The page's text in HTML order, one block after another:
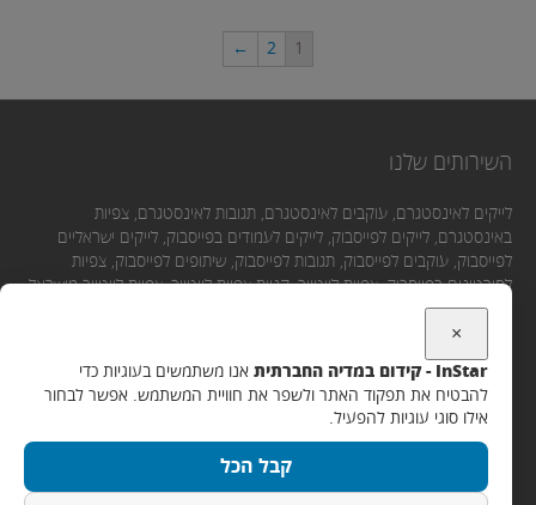
1
2
←
השירותים שלנו
לייקים לאינסטגרם, עוקבים לאינסטגרם, תגובות לאינסטגרם, צפיות
באינסטגרם, לייקים לפייסבוק, לייקים לעמודים בפייסבוק, לייקים ישראליים
לפייסבוק, עוקבים לפייסבוק, תגובות לפייסבוק, שיתופים לפייסבוק, צפיות
לסירטונים בפייסבוק, צפיות ליוטיוב, קניית צפיות ליוטיוב, צפיות ליוטיוב מישראל,
לייקים ליוטיוב, תגובות ליוטיוב, מנויים ליוטיוב.
יצירת קשר
אימייל:
×
InStar - קידום במדיה החברתית
אנו משתמשים בעוגיות כדי
להבטיח את תפקוד האתר ולשפר את חוויית המשתמש. אפשר לבחור
אילו סוגי עוגיות להפעיל.
קבל הכל